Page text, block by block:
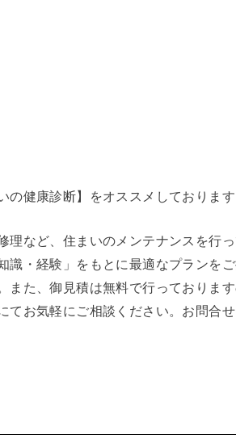
健康診断】をオススメしております
理など、住まいのメンテナンスを行
識・経験」をもとに最適なプランを
また、御見積は無料で行っておりま
てお気軽にご相談ください。お問合